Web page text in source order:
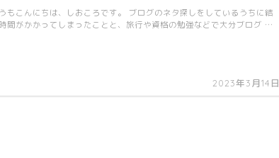
2023年3月14日
もこんにちは、しおころです。 ブログのネタ探しをしているうちに結
間がかかってしまったことと、旅行や資格の勉強などで大分ブログ …